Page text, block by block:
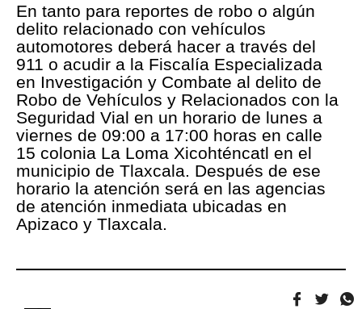
En tanto para reportes de robo o algún
delito relacionado con vehículos
automotores deberá hacer a través del
911 o acudir a la Fiscalía Especializada
en Investigación y Combate al delito de
Robo de Vehículos y Relacionados con la
Seguridad Vial en un horario de lunes a
viernes de 09:00 a 17:00 horas en calle
15 colonia La Loma Xicohténcatl en el
municipio de Tlaxcala. Después de ese
horario la atención será en las agencias
de atención inmediata ubicadas en
Apizaco y Tlaxcala.